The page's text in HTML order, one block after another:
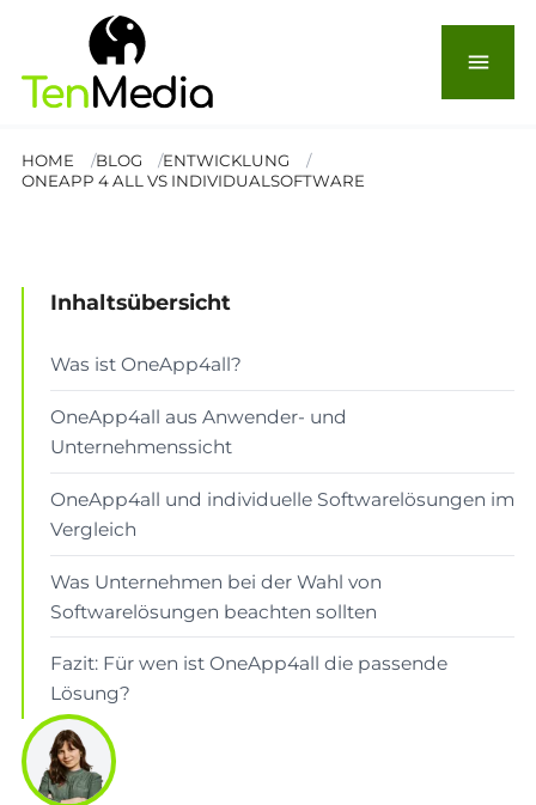
menu
HOME BLOG
ENTWICKLUNG
ONEAPP 4 ALL VS INDIVIDUALSOFTWARE
Unternehmen sinnvoll?
Chancen und Grenzen der
All-in-one-Lösung
Inhaltsübersicht
Was ist OneApp4all?
OneApp4all aus Anwender- und
Unternehmenssicht
OneApp4all und individuelle Softwarelösungen im
Vergleich
Was Unternehmen bei der Wahl von
Softwarelösungen beachten sollten
Fazit: Für wen ist OneApp4all die passende
Lösung?